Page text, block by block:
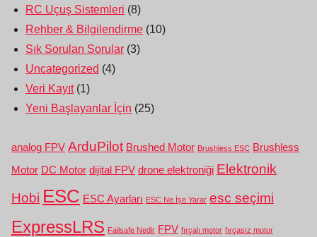
RC Uçuş Sistemleri (8)
Rehber & Bilgilendirme (10)
Sık Sorulan Sorular (3)
Uncategorized (4)
Veri Kayıt(1)
Yeni Başlayanlar İçin (25)
analog FPV ArduPilot Brushed Motor Brushless ESC Brushless
Motor DC Motor dijital FPV drone elektroniği Elektronik
Hobi ESC ESC Ayarları ESC Ne İşe Yarar esc seçimi
ExpressLRS Failsafe Nedir FPV fırçalı motor fırçasız motor